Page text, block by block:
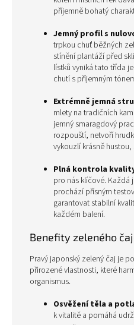
příjemně bohatý
Jemný profil s
trpkou chuť běžných
stínění plantáží před
lístků vyniká tato třída
chutí s příjemným
Extrémně jemná
mlety na tradičních
jemný smaragdový
rozpouští, netvoří
vykouzlí krásně
Plná kontrola
pro nás klíčové. Každá
prochází přísným
garantovat stabilní
každém balení.
Benefity zeleného
Pravý japonský zelený čaj je
přirozené vlastnosti, které
organismus.
Osvěžení těla a
k vitalitě a pomáhá